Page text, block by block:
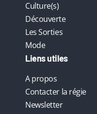
Culture(s)
Découverte
Les Sorties
Mode
Liens utiles
A propos
Contacter la régie
Newsletter